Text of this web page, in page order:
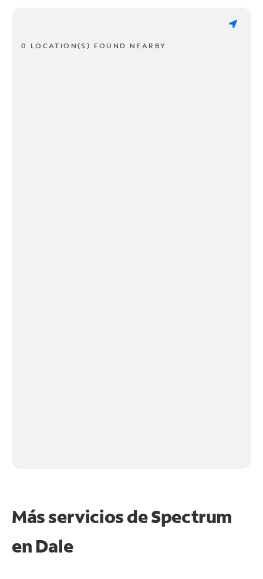
0 LOCATION(S) FOUND NEARBY
Más servicios de Spectrum
en Dale